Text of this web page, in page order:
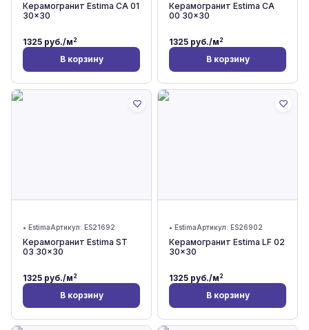
Керамогранит Estima CA 01
30x30
1325 руб./м2
В корзину
Керамогранит Estima CA
00 30x30
1325 руб./м2
В корзину
• EstimaАртикул: ES21692
Керамогранит Estima ST
03 30x30
1325 руб./м2
В корзину
• EstimaАртикул: ES26902
Керамогранит Estima LF 02
30x30
1325 руб./м2
В корзину